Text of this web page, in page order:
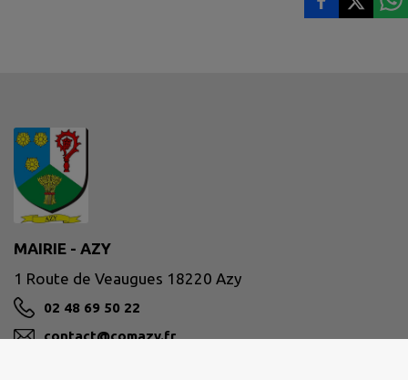
MAIRIE - AZY
1 Route de Veaugues 18220 Azy
02 48 69 50 22
contact@comazy.fr